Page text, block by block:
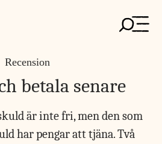
Recension
betala senare
är inte fri, men den som
har pengar att tjäna. Två